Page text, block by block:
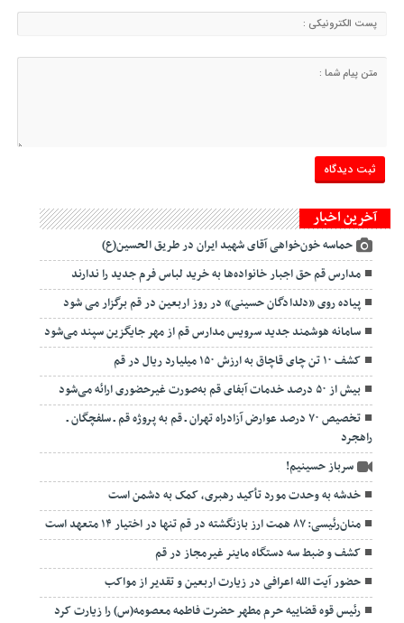
آخرین اخبار
حماسه خون‌خواهی آقای شهید ایران در طریق الحسین(ع)
مدارس قم حق اجبار خانواده‌ها به خرید لباس فرم جدید را ندارند
پیاده روی «دلدادگان حسینی» در روز اربعین در قم برگزار می شود
سامانه هوشمند جدید سرویس مدارس قم از مهر جایگزین سپند می‌شود
کشف ۱۰ تن چای قاچاق به ارزش ۱۵۰ میلیارد ریال در قم
بیش از ۵۰ درصد خدمات آبفای قم به‌صورت غیرحضوری ارائه می‌شود
تخصیص ۷۰ درصد عوارض آزادراه تهران ـ قم به پروژه قم ـ سلفچگان ـ
راهجرد
سرباز حسینیم!
خدشه به وحدت مورد تأکید رهبری، کمک به دشمن است
منان‌رئیسی: ۸۷ همت ارز بازنگشته در قم تنها در اختیار ۱۴ متعهد است
کشف و ضبط سه دستگاه ماینر غیرمجاز در قم
حضور آیت الله اعرافی در زیارت اربعین و تقدیر از مواکب
رئیس قوه قضاییه حرم مطهر حضرت فاطمه معصومه(س) را زیارت کرد